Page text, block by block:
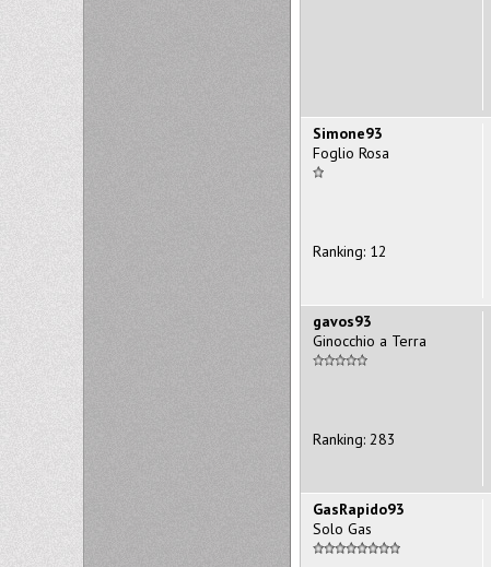
Simone93
Foglio Rosa
Ranking: 12
gavos93
Ginocchio a Terra
Ranking: 283
GasRapido93
Solo Gas